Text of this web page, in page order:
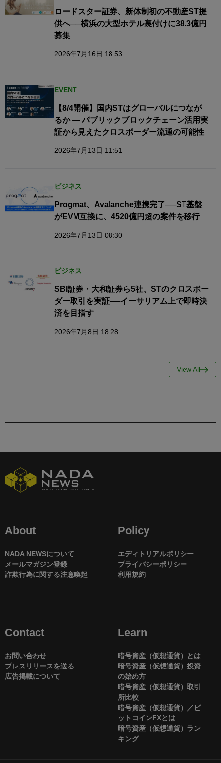
ロードスター証券、新体制初の不動産ST提
供へ──横浜の大型ホテル裏付けに38.3億円
募集
2026年7月16日 18:53
EVENT
【8/4開催】国内STはグローバルにつなが
るか — パブリックブロックチェーン活用実
証から見えたクロスボーダー流通の可能性
2026年7月13日 11:51
ビジネス
Progmat、Avalanche連携完了──ST基盤
がEVM互換に、4520億円超の案件を移行
2026年7月13日 08:30
ビジネス
SBI証券・大和証券ら5社、STのクロスボー
ダー取引を実証──イーサリアム上で即時決
済を目指す
2026年7月8日 18:28
View All
About
NADA NEWSについて
メールマガジン登録
詐欺行為に関する注意喚起
Policy
エディトリアルポリシー
プライバシーポリシー
利用規約
Contact
お問い合わせ
プレスリリースを送る
広告掲載について
Learn
暗号資産（仮想通貨）とは
暗号資産（仮想通貨）投資
の始め方
暗号資産（仮想通貨）取引
所比較
暗号資産（仮想通貨）／ビ
ットコインFXとは
暗号資産（仮想通貨）ラン
キング